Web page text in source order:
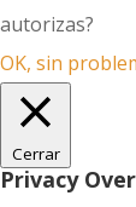
autorizas?
OK, sin
Cerrar
Privacy